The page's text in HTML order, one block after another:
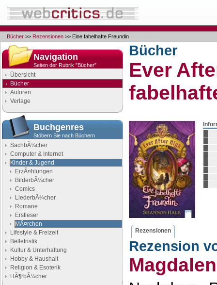
Bücher >> Rezensionen >> Eine fabelhafte Freundin
Navigation
Seiten der Rubrik "Bücher"
Übersicht
Bücher
Autoren
Verlage
Buchgenres
Stöbern Sie nach Büchern
SachbÃ¼cher
Computer & Internet
Kinder & Jugend
ErzÃ¤hlungen
BilderbÃ¼cher
Comics
LiederbÃ¼cher
Romane
Erstleser
MÃ¤rchen
Lifestyle & Freizeit
Belletristik
Kultur & Unterhaltung
Hobby & Haushalt
Religion & Esoterik
HÃ¶rbÃ¼cher
Bücher
Ever
Rezensionen
Rezension